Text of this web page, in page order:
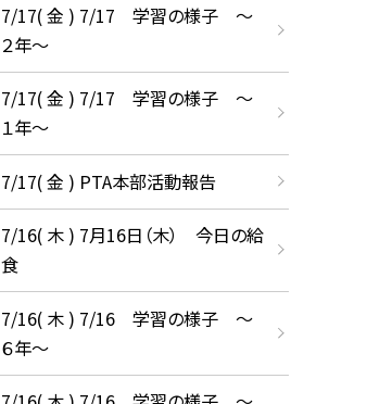
7/17( 金 ) 7/17 学習の様子 ～
２年～
7/17( 金 ) 7/17 学習の様子 ～
１年～
7/17( 金 ) PTA本部活動報告
7/16( 木 ) 7月16日（木） 今日の給
食
7/16( 木 ) 7/16 学習の様子 ～
６年～